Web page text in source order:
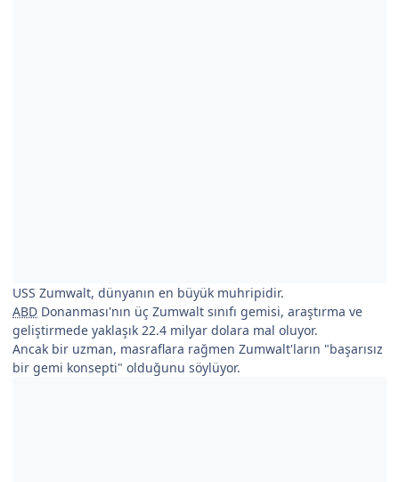
USS Zumwalt, dünyanın en büyük muhripidir.
ABD Donanması'nın üç Zumwalt sınıfı gemisi, araştırma ve
geliştirmede yaklaşık 22.4 milyar dolara mal oluyor.
Ancak bir uzman, masraflara rağmen Zumwalt'ların "başarısız
bir gemi konsepti" olduğunu söylüyor.